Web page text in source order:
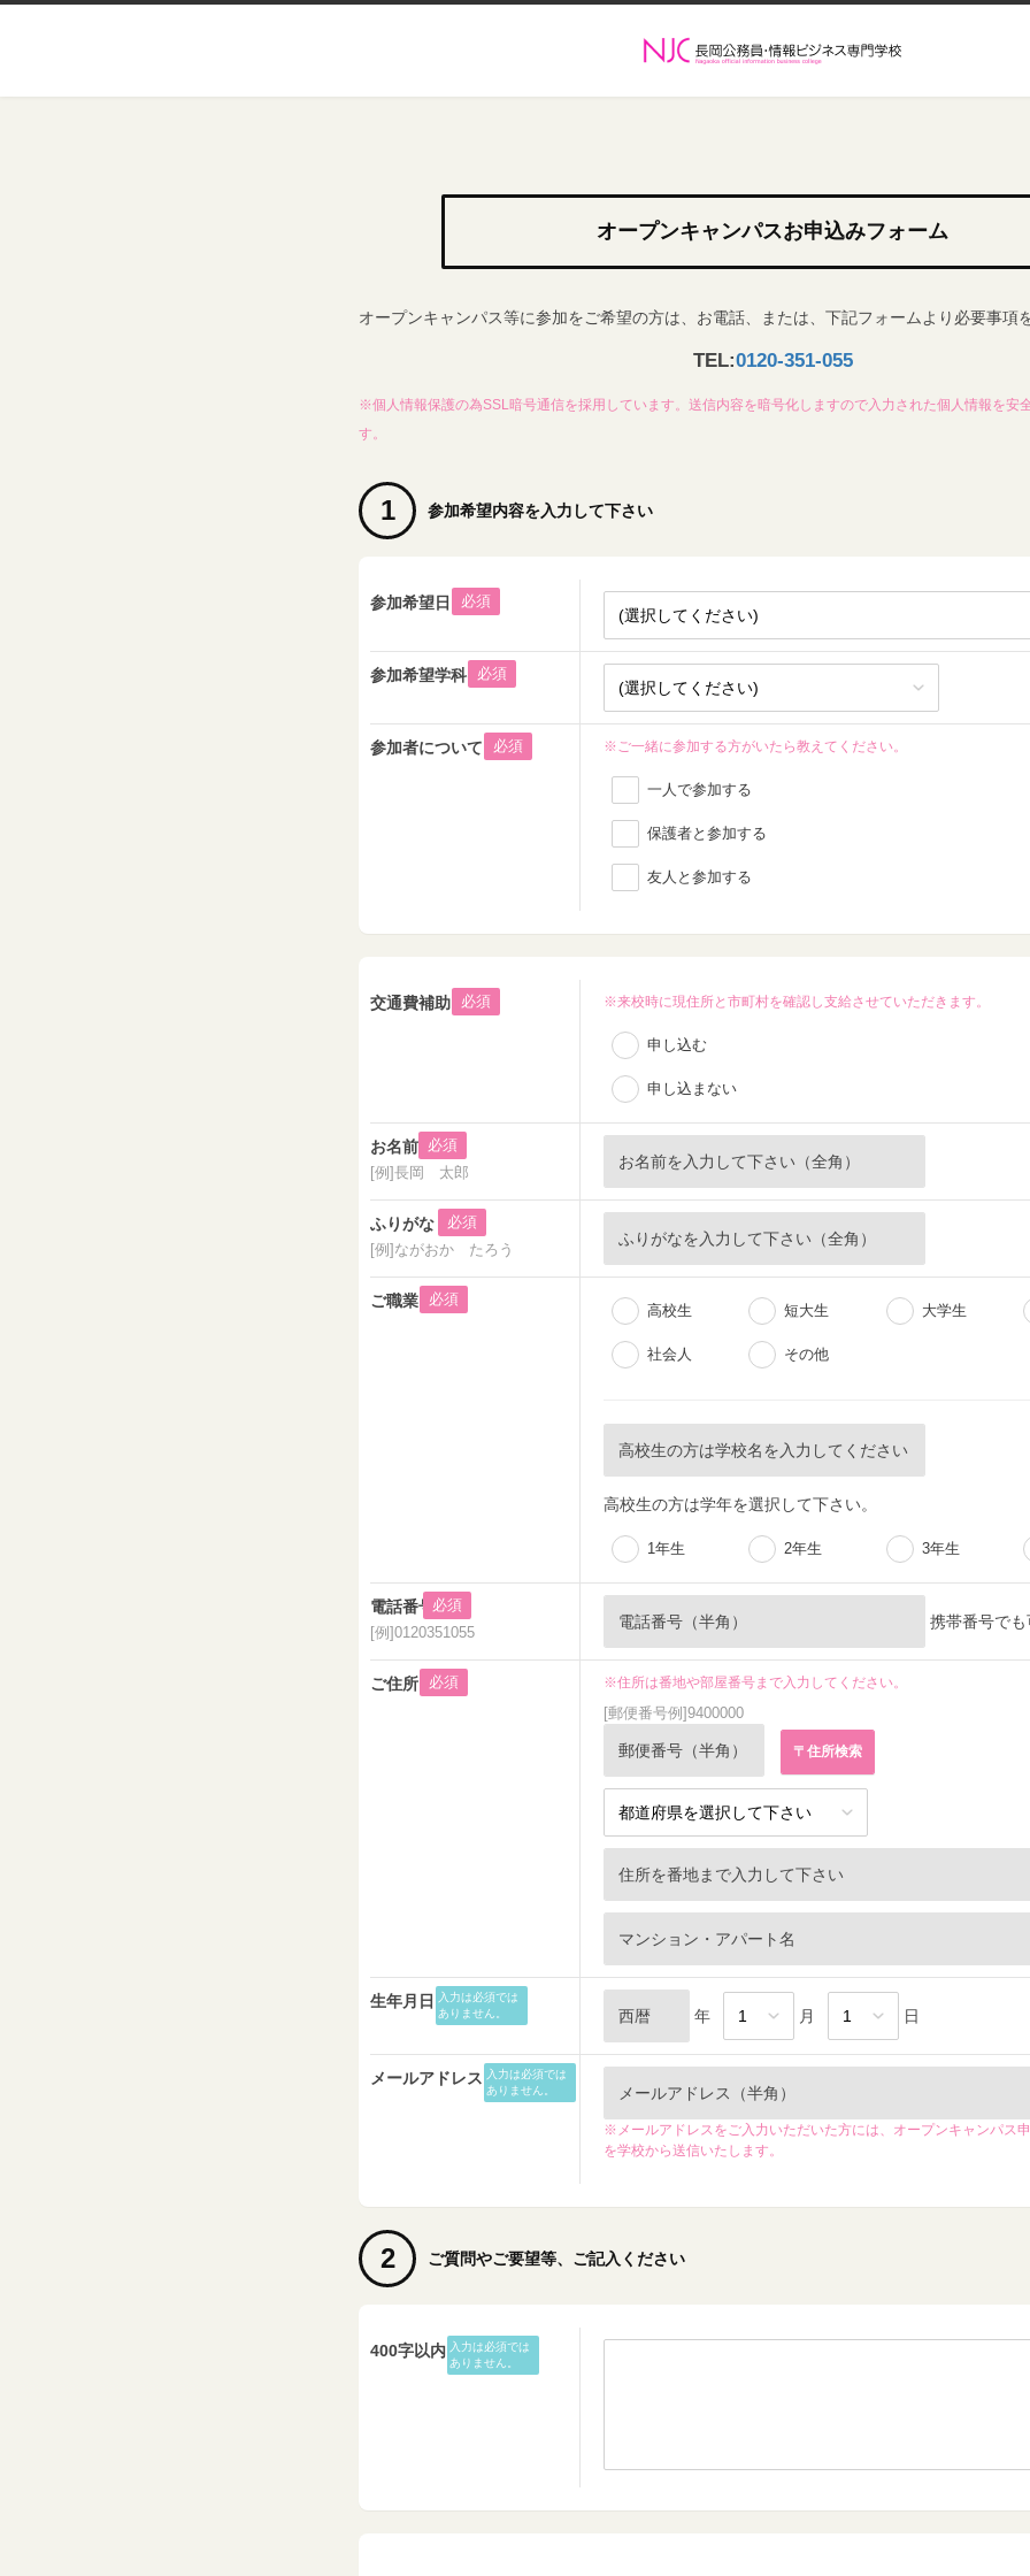
オープンキャンパスお申込みフォーム
オープンキャンパス等に参加をご希望の方は、お電話、または、下記フォームより必要事項
TEL:0120-351-055
※個人情報保護の為SSL暗号通信を採用しています。送信内容を暗号化しますので入力された個人情報を安
す。
1 参加希望内容を入力して下さい
必須
参加希望日
必須
参加希望学科
参加者について 必須 ※ご一緒に参加する方がいたら教えてください。
一人で参加する
保護者と参加する
友人と参加する
必須
交通費補助 ※来校時に現住所と市町村を確認し支給させていただきます。
申し込む
申し込まない
必須
お名前
[例]長岡 太郎
必須
ふりがな
[例]ながおか たろう
必須
ご職業
高校生 短大生 大学生
社会人 その他
高校生の方は学年を選択して下さい。
1年生 2年生 3年生
必須
電話番号
[例]0120351055
携帯番号でも
必須
ご住所
※住所は番地や部屋番号まで入力してください。
[郵便番号例]9400000
入力は必須では
ありません。
生年月日
年
月 日
入力は必須では
ありません。
メールアドレス
※メールアドレスをご入力いただいた方には、オープンキャンパス
を学校から送信いたします。
2 ご質問やご要望等、ご記入ください
400字以内 入力は必須では
ありません。